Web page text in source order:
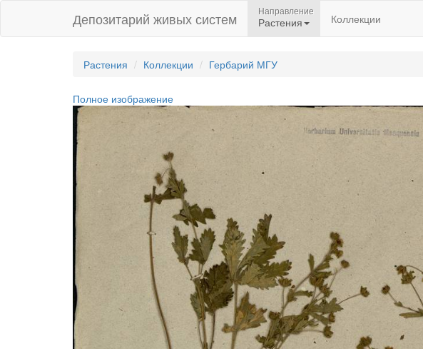
Депозитарий живых систем Направление
Растения Коллекции
Растения Коллекции Гербарий МГУ
Полное изображение